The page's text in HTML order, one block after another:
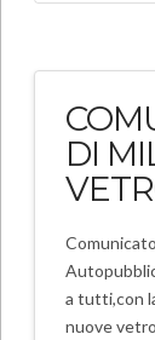
DI
a tutti,con
nuove